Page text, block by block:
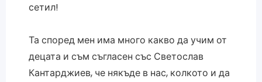
сетил!
Та според мен има много какво да учим от
децата и съм съгласен със Светослав
Кантарджиев, че някъде в нас, колкото и да